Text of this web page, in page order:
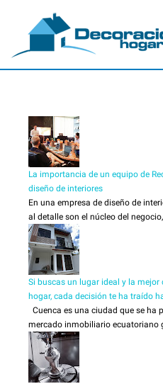
La importancia de un equipo de
diseño de interiores
En una empresa de diseño de
al detalle son el núcleo del
Si buscas un lugar ideal y la
hogar, cada decisión te ha traído
Cuenca es una ciudad que se ha
mercado inmobiliario ecuatoriano